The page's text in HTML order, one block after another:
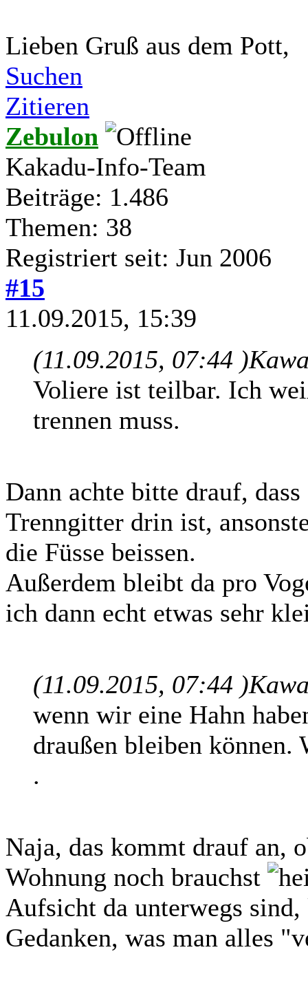
Lieben Gruß aus dem Pott,
Suchen
Zitieren
Zebulon
Kakadu-Info-Team
Beiträge: 1.486
Themen: 38
Registriert seit: Jun 2006
#15
11.09.2015, 15:39
(11.09.2015, 07:44 )
Voliere ist teilbar. Ich
trennen muss.
Dann achte bitte drauf,
Trenngitter drin ist,
die Füsse beissen.
Außerdem bleibt da pro
ich dann echt etwas sehr
(11.09.2015, 07:44 )
wenn wir eine Hahn
draußen bleiben können.
.
Naja, das kommt drauf an,
Wohnung noch brauchst
Aufsicht da unterwegs
Gedanken, was man alles